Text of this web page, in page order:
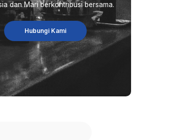
dan Mari berkontribusi bersama.
Hubungi Kami